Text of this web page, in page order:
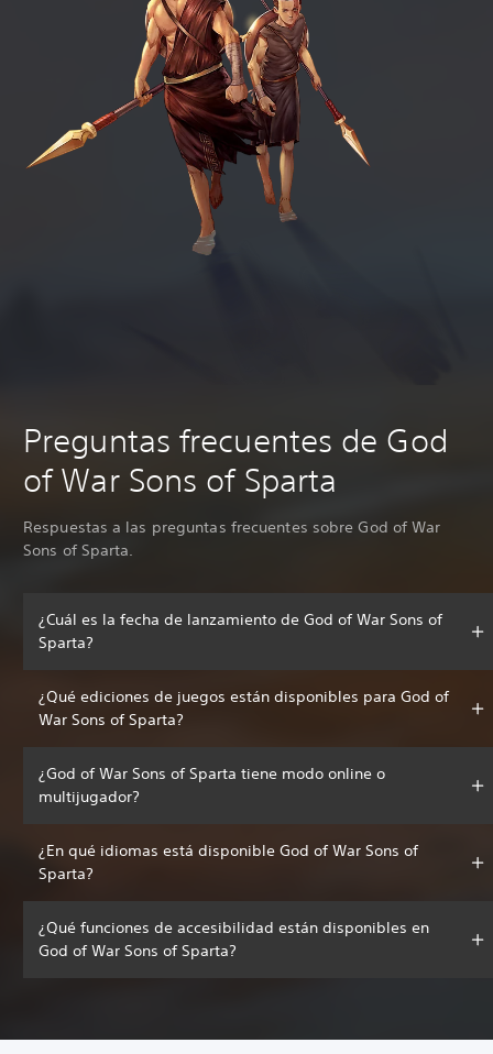
Preguntas frecuentes de God
of War Sons of Sparta
Respuestas a las preguntas frecuentes sobre God of War
Sons of Sparta.
¿Cuál es la fecha de lanzamiento de God of War Sons of
Sparta?
¿Qué ediciones de juegos están disponibles para God of
War Sons of Sparta?
¿God of War Sons of Sparta tiene modo online o
multijugador?
¿En qué idiomas está disponible God of War Sons of
Sparta?
¿Qué funciones de accesibilidad están disponibles en
God of War Sons of Sparta?